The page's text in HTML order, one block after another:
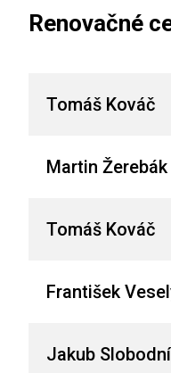
Renovačné
Tomáš Kováč
Martin Žerebák
Tomáš Kováč
František
Jakub